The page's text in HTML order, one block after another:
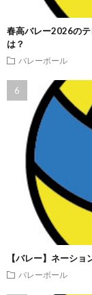
春高バレー2026の
は？
バレーボール
【バレー】ネーシ
バレーボール